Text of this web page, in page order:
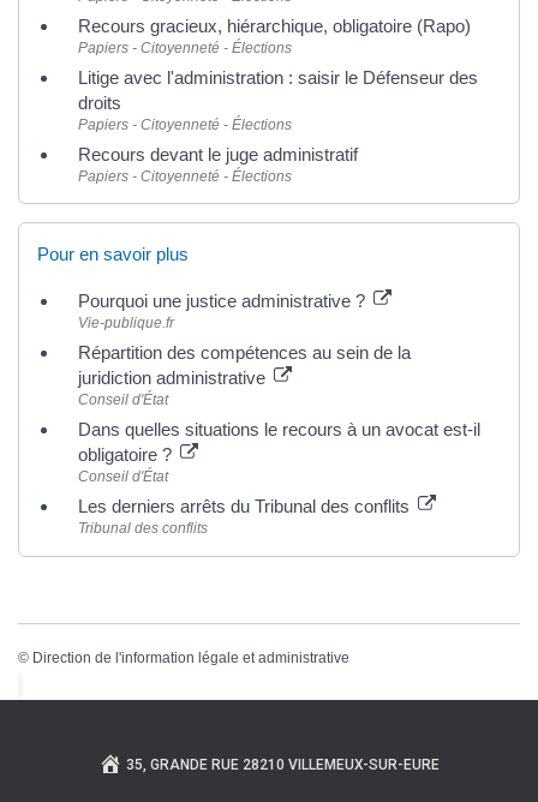
Recours gracieux, hiérarchique, obligatoire (Rapo)
Papiers - Citoyenneté - Élections
Litige avec l'administration : saisir le Défenseur des
droits
Papiers - Citoyenneté - Élections
Recours devant le juge administratif
Papiers - Citoyenneté - Élections
Pour en savoir plus
Pourquoi une justice administrative ?
Vie-publique.fr
Répartition des compétences au sein de la
juridiction administrative
Conseil d'État
Dans quelles situations le recours à un avocat est-il
obligatoire ?
Conseil d'État
Les derniers arrêts du Tribunal des conflits
Tribunal des conflits
© Direction de l'information légale et administrative
35, GRANDE RUE 28210 VILLEMEUX-SUR-EURE